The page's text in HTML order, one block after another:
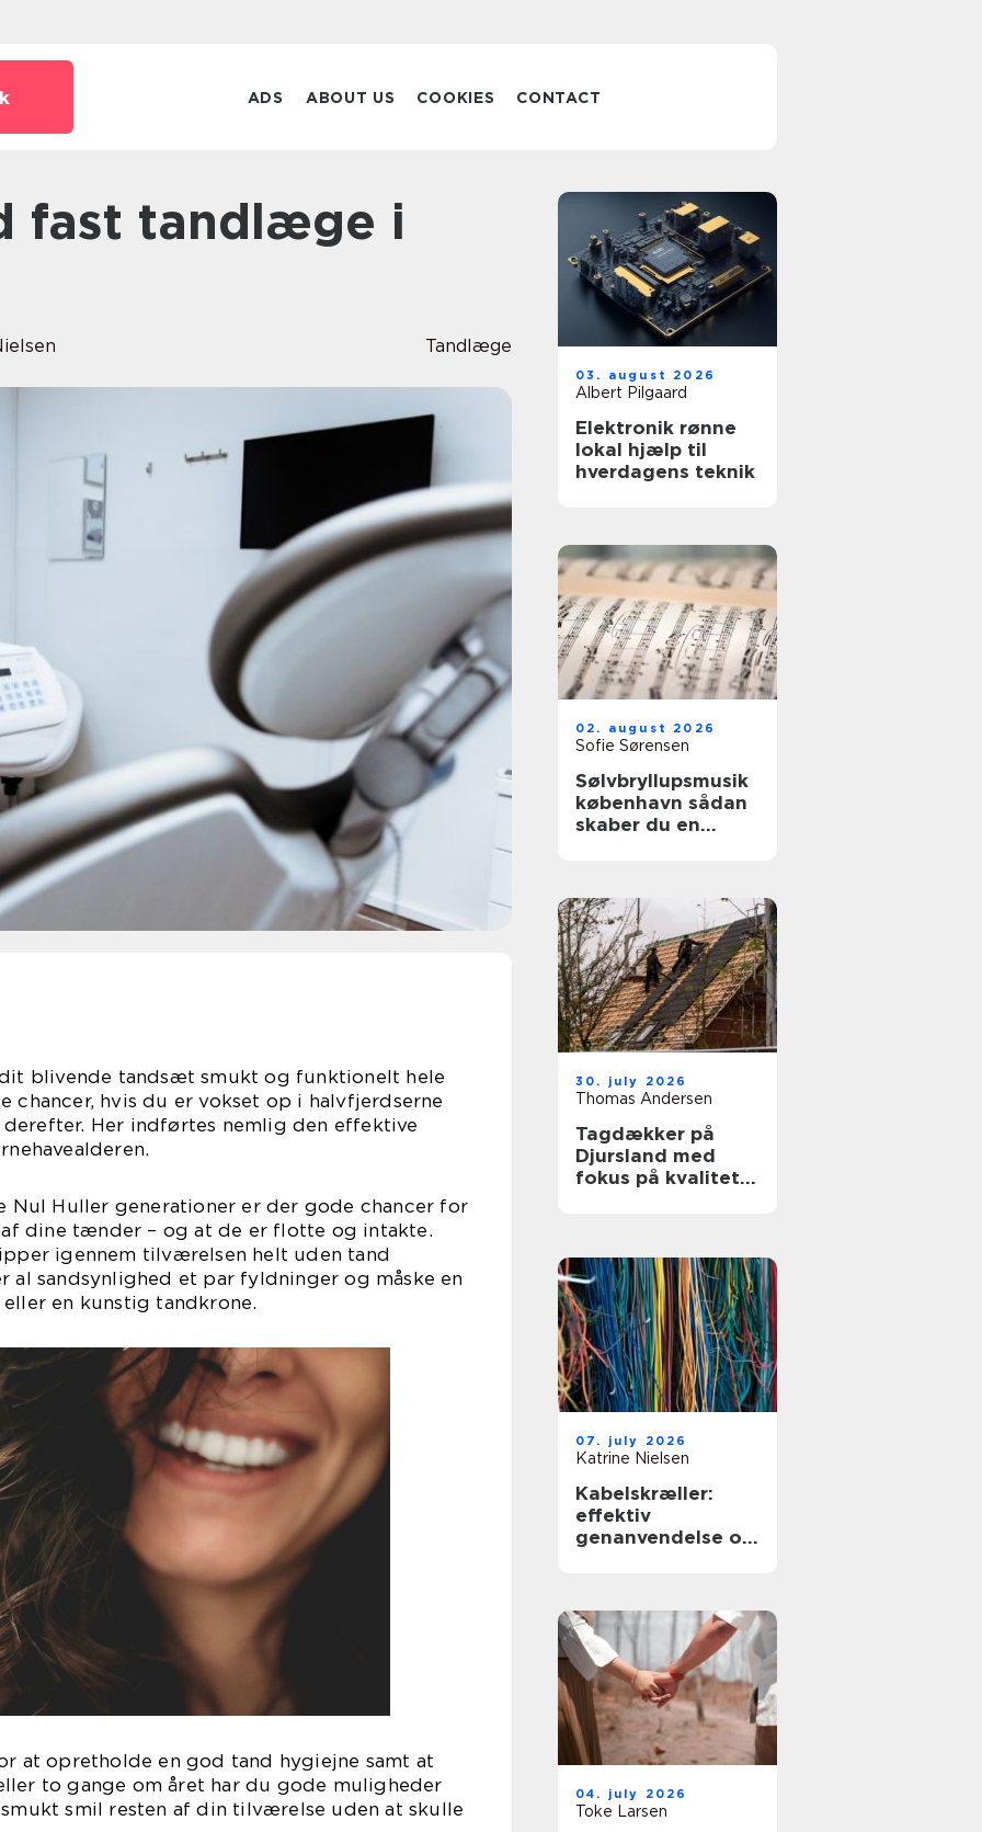
ADS ABOUT US COOKIES CONTACT
Tandlæge
blivende tandsæt smukt og funktionelt hele
chancer, hvis du er vokset op i halvfjerdserne
Her indførtes nemlig den effektive
Nul Huller generationer er der gode chancer for
dine tænder – og at de er flotte og intakte.
igennem tilværelsen helt uden tand
al sandsynlighed et par fyldninger og måske en
en kunstig tandkrone.
at opretholde en god tand hygiejne samt at
to gange om året har du gode muligheder
smil resten af din tilværelse uden at skulle
03. august 2026
Albert Pilgaard
Elektronik rønne
lokal hjælp til
hverdagens teknik
02. august 2026
Sofie Sørensen
Sølvbryllupsmusik
københavn sådan
skaber du en
30. july 2026
Thomas Andersen
Tagdækker på
Djursland med
fokus på kvalitet
07. july 2026
Katrine Nielsen
Kabelskræller:
effektiv
genanvendelse og
04. july 2026
Toke Larsen